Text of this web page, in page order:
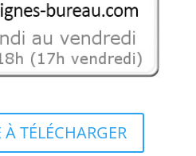
TÉLÉCHARGER